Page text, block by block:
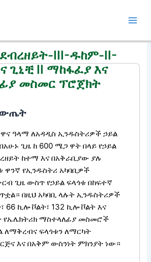
III-ዱከም-II-
ጊኒቺ II ማከፋፈያ እና
መስመር ፕሮጀክት
ውጤት
ዓላማ ለአዳዲስ ኢንዱስትሪዎች ኃይል
ጊዜ ከ 600 ሜጋ ዋት በላይ የኃይል
ከተማ እና በአቅራቢያው ያሉ
ዋንኛ የኢንዱስትሪ አካባቢዎች
ጊዜ ውስጥ የኃይል ፍላጎቱ በከፍተኛ
በዚህ አካባቢ ላሉት ኢንዱስትሪዎች
66 ኪሎ ቮልት፣ 132 ኪሎ ቮልት እና
የኤሌክትሪክ ማስተላለፊያ መስመሮች
ለማቅረብና ፍላጎቱን ለማርካት
እና በአቅም ውስንነት ምክንያት ነው።